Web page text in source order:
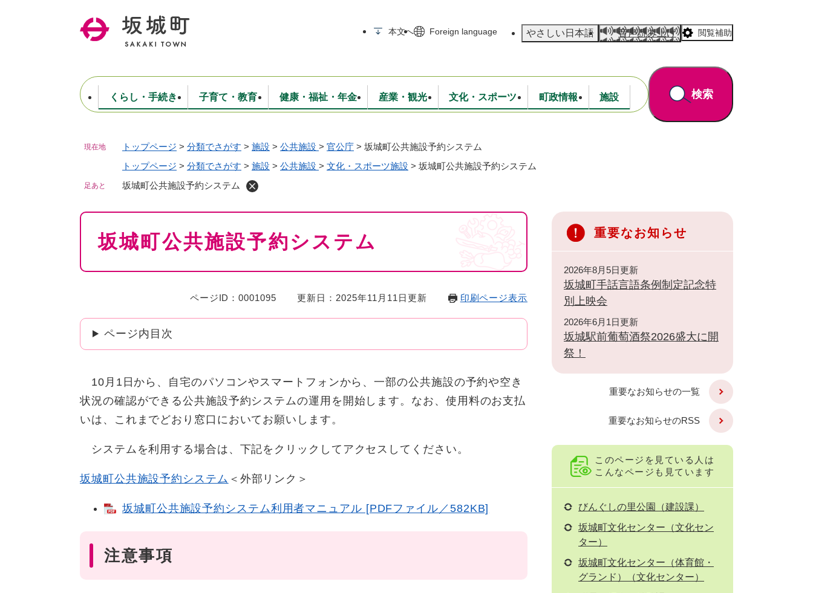
本文へ Foreign language やさしい日本語 音声読み上げ 閲覧補助
くらし・手続き
住民票・戸籍・証明 防災・行政無線 消防・救急 生活環境
税金
ごみ・環境・衛生 上下水道 地域コミュニティ
子育て・教育
妊娠・出産・子育て 保育 学校・教育
健康・福祉・年金
健康・医療 福祉 保険・年金
産業・観光
商工業 農林業 入札・契約 観光・特産
文化・スポーツ
生涯学習・スポーツ 文化
町政情報
ようこそ町長室へ 坂城町について 統計情報 広報・広聴
人事・採用・職員
選挙 行政
施設
公共施設
検索
現在地 トップページ > 分類でさがす > 施設 > 公共施設 > 官公庁 > 坂城町公共施設予約システム
トップページ > 分類でさがす > 施設 > 公共施設 > 文化・スポーツ施設 > 坂城町公共施設予約システム
足あと 坂城町公共施設予約システム
本
坂城町公共施設予約システム
ページID：0001095 更新日：2025年11月11日更新 印刷ページ表示
ページ内目次
10月1日から、自宅のパソコンやスマートフォンから、一部の公共施設の予約や空き
状況の確認ができる公共施設予約システムの運用を開始します。なお、使用料のお支払
いは、これまでどおり窓口においてお願いします。
システムを利用する場合は、下記をクリックしてアクセスしてください。
坂城町公共施設予約システム ＜外部リンク＞
坂城町公共施設予約システム利用者マニュアル [PDFファイル／582KB]
注意事項
重要なお知らせ
2026年8月5日更新
坂城町手話言語条例制定記念特
別上映会
2026年6月1日更新
坂城駅前葡萄酒祭2026盛大に開
祭！
重要なお知らせの一覧
重要なお知らせのRSS
このページを見ている人は
こんなページも見ています
びんぐしの里公園（建設課）
坂城町文化センター（文化セン
ター）
坂城町文化センター（体育館・
グランド）（文化センター）